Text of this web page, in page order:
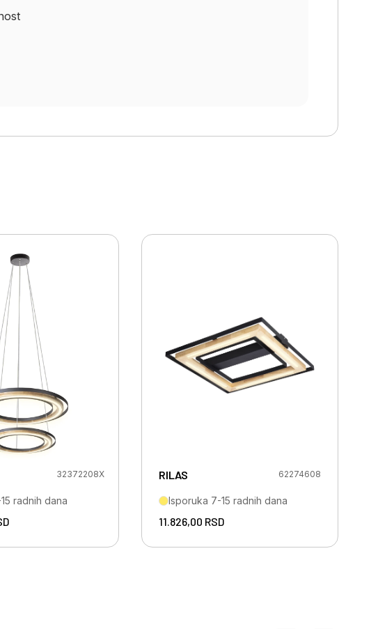
32372208X
radnih dana
RILAS 62274608
Isporuka 7-15 radnih dana
11.826,00 RSD